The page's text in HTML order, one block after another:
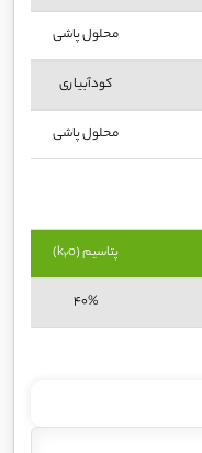
محلول پاشی
کودآبیاری
محلول پاشی
پتاسیم (k 2o)
40%